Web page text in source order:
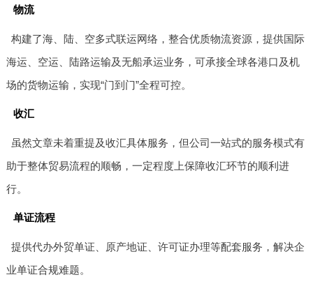
物流
构建了海、陆、空多式联运网络，整合优质物流资源，提供国际
海运、空运、陆路运输及无船承运业务，可承接全球各港口及机
场的货物运输，实现“门到门”全程可控。
收汇
虽然文章未着重提及收汇具体服务，但公司一站式的服务模式有
助于整体贸易流程的顺畅，一定程度上保障收汇环节的顺利进
行。
单证流程
提供代办外贸单证、原产地证、许可证办理等配套服务，解决企
业单证合规难题。